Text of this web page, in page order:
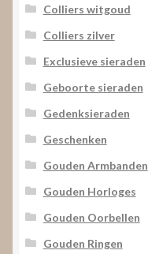
Colliers witgoud
Colliers zilver
Exclusieve sieraden
Geboorte sieraden
Gedenksieraden
Geschenken
Gouden Armbanden
Gouden Horloges
Gouden Oorbellen
Gouden Ringen